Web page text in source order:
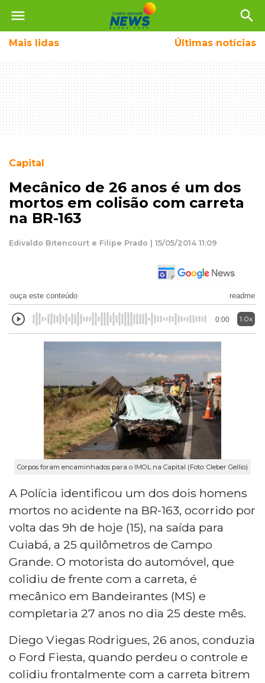
menu search
Mais lidas Últimas notícias
Capital
Mecânico de 26 anos é um dos
mortos em colisão com carreta
na BR-163
Edivaldo Bitencourt e Filipe Prado | 15/05/2014 11:09
ouça este conteúdo readme
0:00 1.0x
Corpos foram encaminhados para o IMOL na Capital (Foto: Cleber Gellio)
A Polícia identificou um dos dois homens
mortos no acidente na BR-163, ocorrido por
volta das 9h de hoje (15), na saída para
Cuiabá, a 25 quilômetros de Campo
Grande. O motorista do automóvel, que
colidiu de frente com a carreta, é
mecânico em Bandeirantes (MS) e
completaria 27 anos no dia 25 deste mês.
Diego Viegas Rodrigues, 26 anos, conduzia
o Ford Fiesta, quando perdeu o controle e
colidiu frontalmente com a carreta bitrem